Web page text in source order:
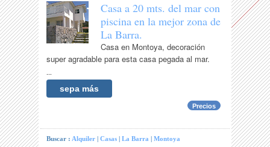
Casa a 20 mts. del mar con
piscina en la mejor zona de
La Barra.
Casa en Montoya, decoración
super agradable para esta casa pegada al mar.
...
sepa más
Precios
Buscar : Alquiler |Casas |La Barra |Montoya